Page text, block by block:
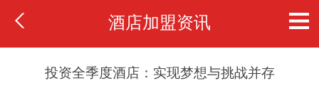
酒店加盟资讯
投资全季度酒店：实现梦想与挑战并存